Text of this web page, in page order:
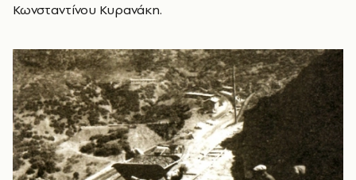
Κωνσταντίνου Κυρανάκη.